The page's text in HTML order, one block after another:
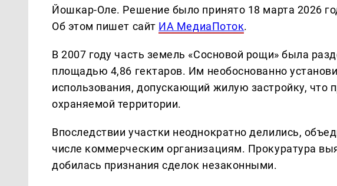
Йошкар-Оле. Решение было принято 18 марта 2026
Об этом пишет сайт ИА МедиаПоток.
В 2007 году часть земель «Сосновой рощи» была
площадью 4,86 гектаров. Им необоснованно
использования, допускающий жилую застройку, что
охраняемой территории.
Впоследствии участки неоднократно делились,
числе коммерческим организациям. Прокуратура
добилась признания сделок незаконными.